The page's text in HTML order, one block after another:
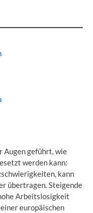
Augen geführt, wie
werden kann:
kann
übertragen. Steigende
Arbeitslosigkeit
europäischen